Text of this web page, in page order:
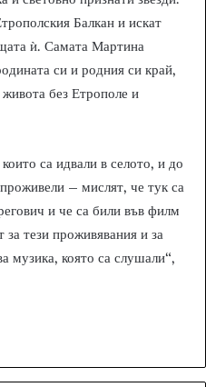
Балкан и искат
ѝ. Самата Мартина
си и родния си край,
без Етрополе и
са идвали в селото, и до
– мислят, че тук са
и че са били във филм
за тези проживявания и за
музика, която са слушали“,